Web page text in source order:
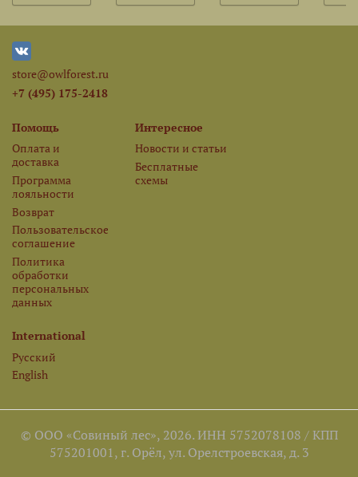
store@owlforest.ru
+7 (495) 175-2418
Помощь
Оплата и
доставка
Программа
лояльности
Возврат
Пользовательское
соглашение
Политика
обработки
персональных
данных
Интересное
Новости и статьи
Бесплатные
схемы
International
Русский
English
© ООО «Совиный лес», 2026. ИНН 5752078108 / КПП
575201001, г. Орёл, ул. Орелстроевская, д. 3